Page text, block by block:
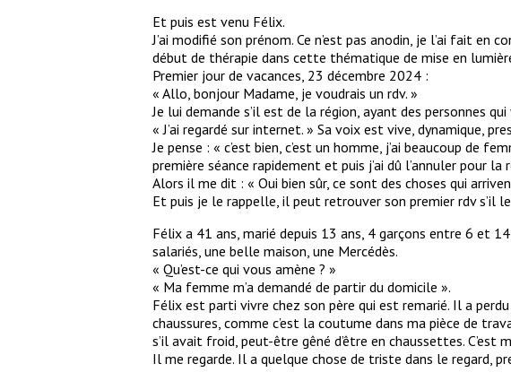
Et puis est venu Félix.
J’ai modifié son prénom. Ce n’est pas anodin, je l’ai fait en
début de thérapie dans cette thématique de mise en
Premier jour de vacances, 23 décembre 2024 :
« Allo, bonjour Madame, je voudrais un rdv. »
Je lui demande s’il est de la région, ayant des personnes
« J’ai regardé sur internet. » Sa voix est vive, dynamique,
Je pense : « c’est bien, c’est un homme, j’ai beaucoup de
première séance rapidement et puis j’ai dû l’annuler pour la
Alors il me dit : « Oui bien sûr, ce sont des choses qui
Et puis je le rappelle, il peut retrouver son premier rdv s’il
Félix a 41 ans, marié depuis 13 ans, 4 garçons entre 6 et
salariés, une belle maison, une Mercédès.
« Qu’est-ce qui vous amène ? »
« Ma femme m’a demandé de partir du domicile ».
Félix est parti vivre chez son père qui est remarié. Il a
chaussures, comme c’est la coutume dans ma pièce de
s’il avait froid, peut-être gêné d’être en chaussettes. C’est
Il me regarde. Il a quelque chose de triste dans le regard,